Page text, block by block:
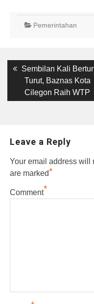
Pemerintahan
Post
navigation
Previous
post:
Sembilan Kali
Turut, Baznas Kota
Cilegon Raih WTP
Leave a Reply
Your email address will
are marked*
Comment*